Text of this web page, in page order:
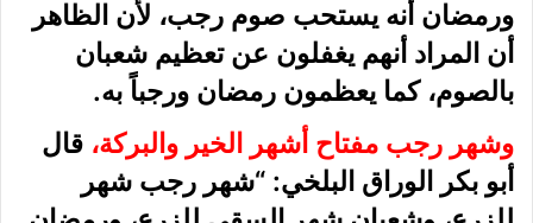
ورمضان أنه يستحب صوم رجب، لأن الظاهر
أن المراد أنهم يغفلون عن تعظيم شعبان
بالصوم، كما يعظمون رمضان ورجباً به.
وشهر رجب مفتاح أشهر الخير والبركة، قال
أبو بكر الوراق البلخي: “شهر رجب شهر